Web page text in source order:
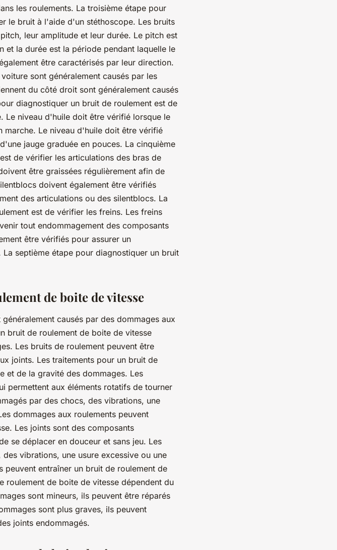
les roulements. La troisième étape pour
le bruit à l'aide d'un stéthoscope. Les bruits
leur amplitude et leur durée. Le pitch est
et la durée est la période pendant laquelle le
être caractérisés par leur direction.
sont généralement causés par les
du côté droit sont généralement causés
diagnostiquer un bruit de roulement est de
Le niveau d'huile doit être vérifié lorsque le
marche. Le niveau d'huile doit être vérifié
jauge graduée en pouces. La cinquième
de vérifier les articulations des bras de
être graissées régulièrement afin de
doivent également être vérifiés
des articulations ou des silentblocs. La
est de vérifier les freins. Les freins
tout endommagement des composants
être vérifiés pour assurer un
septième étape pour diagnostiquer un bruit
de boite de vitesse
causés par des dommages aux
bruit de roulement de boite de vitesse
Les bruits de roulement peuvent être
joints. Les traitements pour un bruit de
et de la gravité des dommages. Les
permettent aux éléments rotatifs de tourner
par des chocs, des vibrations, une
dommages aux roulements peuvent
Les joints sont des composants
se déplacer en douceur et sans jeu. Les
vibrations, une usure excessive ou une
entraîner un bruit de roulement de
roulement de boite de vitesse dépendent du
sont mineurs, ils peuvent être réparés
sont plus graves, ils peuvent
joints endommagés.